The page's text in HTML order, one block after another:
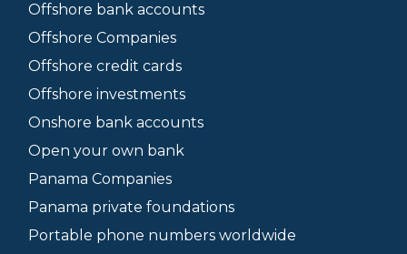
Offshore bank accounts
Offshore Companies
Offshore credit cards
Offshore investments
Onshore bank accounts
Open your own bank
Panama Companies
Panama private foundations
Portable phone numbers worldwide